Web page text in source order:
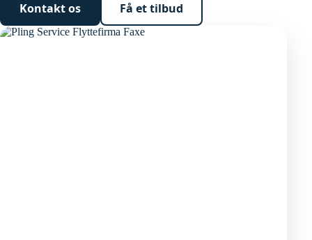
Kontakt os Få et tilbud